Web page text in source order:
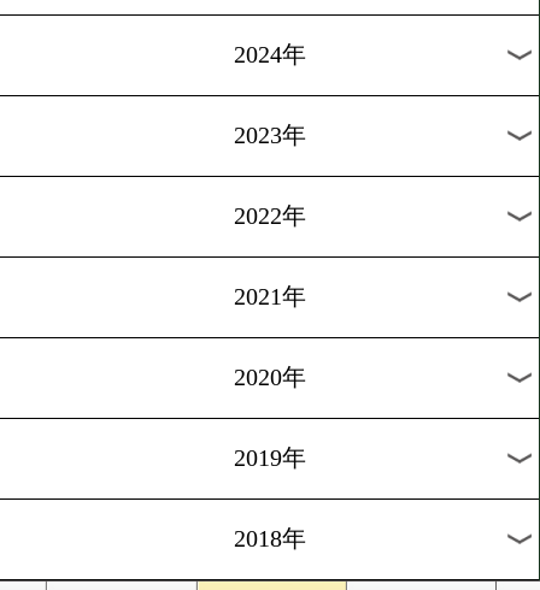
比嘉大吾
[試合動画]2017.1.28
ング)開幕1週間前
過去のニュース
2026年